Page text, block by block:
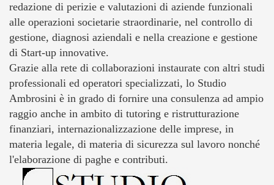
redazione di perizie e valutazioni di aziende funzionali
alle operazioni societarie straordinarie, nel controllo di
gestione, diagnosi aziendali e nella creazione e gestione
di Start-up innovative.
Grazie alla rete di collaborazioni instaurate con altri studi
professionali ed operatori specializzati, lo Studio
Ambrosini è in grado di fornire una consulenza ad ampio
raggio anche in ambito di tutoring e ristrutturazione
finanziari, internazionalizzazione delle imprese, in
materia legale, di materia di sicurezza sul lavoro nonché
l'elaborazione di paghe e contributi.